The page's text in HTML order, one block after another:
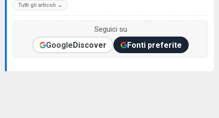
Tutti gli articoli →
Seguici su
GoogleDiscover Fonti preferite